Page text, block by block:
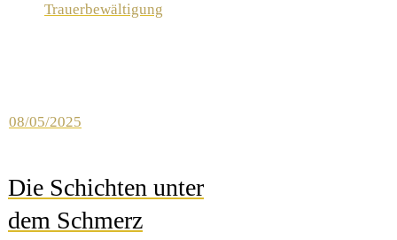
Trauerbewältigung
08/05/2025
Die Schichten unter
dem Schmerz